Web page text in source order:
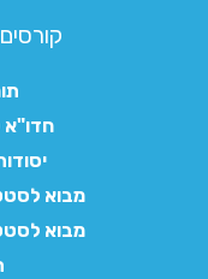
חדו"א
מבוא
מבוא